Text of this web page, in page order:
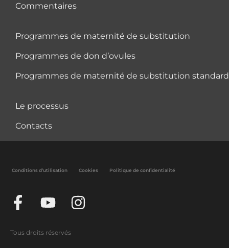
Commentaires
Programmes de maternité de substitution
Programmes de don d’ovules
Programmes de maternité de substitution
Le processus
Contacts
Conditions d’utilisation Cookies Politique de confidentialité
Tous droits réservés